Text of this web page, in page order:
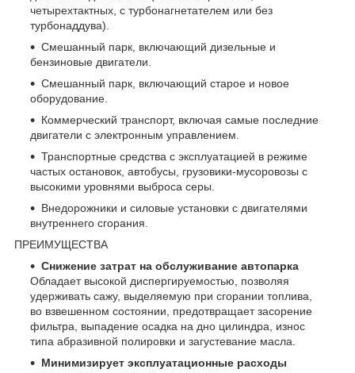
четырехтактных, с турбонагнетателем или без
турбонаддува).
Смешанный парк, включающий дизельные и
бензиновые двигатели.
Смешанный парк, включающий старое и новое
оборудование.
Коммерческий транспорт, включая самые последние
двигатели с электронным управлением.
Транспортные средства с эксплуатацией в режиме
частых остановок, автобусы, грузовики-мусоровозы с
высокими уровнями выброса серы.
Внедорожники и силовые установки с двигателями
внутреннего сгорания.
ПРЕИМУЩЕСТВА
Снижение затрат на обслуживание автопарка
Обладает высокой диспергируемостью, позволяя
удерживать сажу, выделяемую при сгорании топлива,
во взвешенном состоянии, предотвращает засорение
фильтра, выпадение осадка на дно цилиндра, износ
типа абразивной полировки и загустевание масла.
Минимизирует эксплуатационные расходы